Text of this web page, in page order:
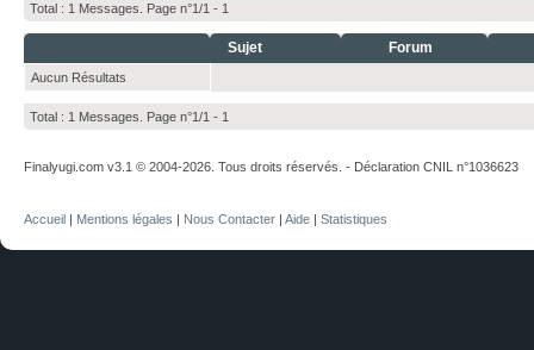
Total : 1 Messages. Page n°1/1 - 1
Sujet Forum
Aucun Résultats
Total : 1 Messages. Page n°1/1 - 1
Finalyugi.com v3.1 © 2004-2026. Tous droits réservés. - Déclaration CNIL n°1036623
Accueil | Mentions légales | Nous Contacter | Aide | Statistiques